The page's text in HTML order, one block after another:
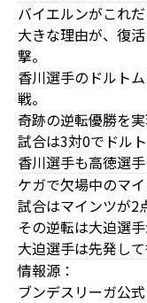
バイエルンがこれ
大きな理由が、復
撃。
香川選手のドルト
戦。
奇跡の逆転優勝を
試合は3対0でドル
香川選手も高徳選
ケガで欠場中のマ
試合はマインツが2
その逆転は大迫選
大迫選手は先発し
情報源：
ブンデスリーガ公